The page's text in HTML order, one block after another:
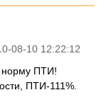
08-10 12:22:12
норму ПТИ!
ПТИ-111%.